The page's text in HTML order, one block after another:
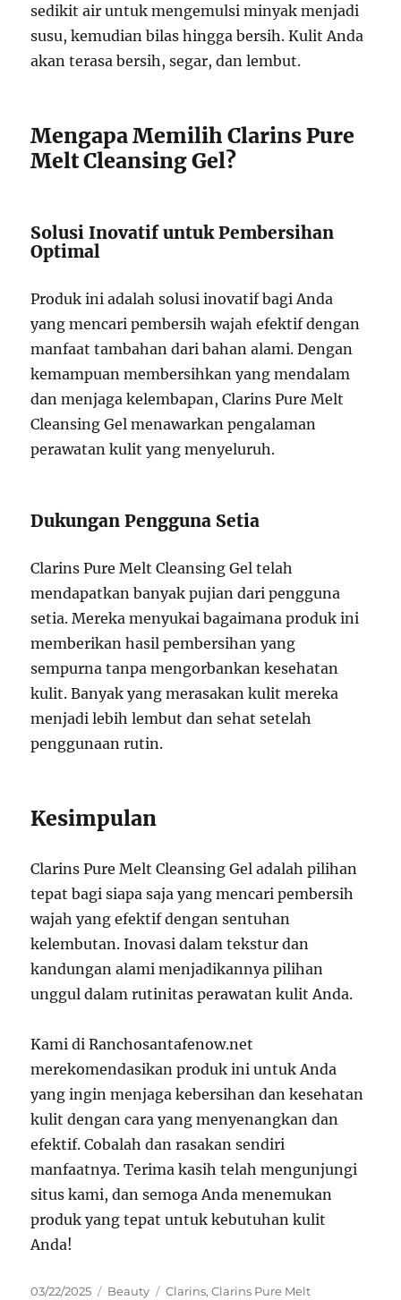
sedikit air untuk mengemulsi minyak menjadi
susu, kemudian bilas hingga bersih. Kulit Anda
akan terasa bersih, segar, dan lembut.
Mengapa Memilih Clarins Pure
Melt Cleansing Gel?
Solusi Inovatif untuk Pembersihan
Optimal
Produk ini adalah solusi inovatif bagi Anda
yang mencari pembersih wajah efektif dengan
manfaat tambahan dari bahan alami. Dengan
kemampuan membersihkan yang mendalam
dan menjaga kelembapan, Clarins Pure Melt
Cleansing Gel menawarkan pengalaman
perawatan kulit yang menyeluruh.
Dukungan Pengguna Setia
Clarins Pure Melt Cleansing Gel telah
mendapatkan banyak pujian dari pengguna
setia. Mereka menyukai bagaimana produk ini
memberikan hasil pembersihan yang
sempurna tanpa mengorbankan kesehatan
kulit. Banyak yang merasakan kulit mereka
menjadi lebih lembut dan sehat setelah
penggunaan rutin.
Kesimpulan
Clarins Pure Melt Cleansing Gel adalah pilihan
tepat bagi siapa saja yang mencari pembersih
wajah yang efektif dengan sentuhan
kelembutan. Inovasi dalam tekstur dan
kandungan alami menjadikannya pilihan
unggul dalam rutinitas perawatan kulit Anda.
Kami di Ranchosantafenow.net
merekomendasikan produk ini untuk Anda
yang ingin menjaga kebersihan dan kesehatan
kulit dengan cara yang menyenangkan dan
efektif. Cobalah dan rasakan sendiri
manfaatnya. Terima kasih telah mengunjungi
situs kami, dan semoga Anda menemukan
produk yang tepat untuk kebutuhan kulit
Anda!
Posted
03/22/2025 Categories
Beauty Tags
Clarins,Clarins Pure Melt